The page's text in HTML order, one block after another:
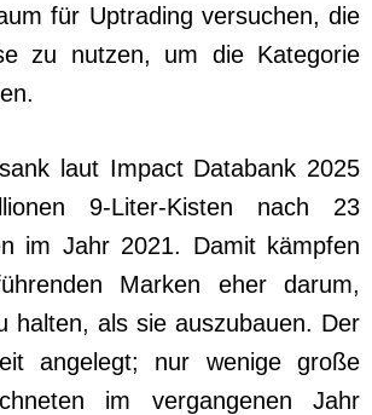
für Uptrading versuchen, die
zu nutzen, um die Kategorie
laut Impact Databank 2025
9-Liter-Kisten nach 23
im Jahr 2021. Damit kämpfen
Marken eher darum,
halten, als sie auszubauen. Der
angelegt; nur wenige große
im vergangenen Jahr